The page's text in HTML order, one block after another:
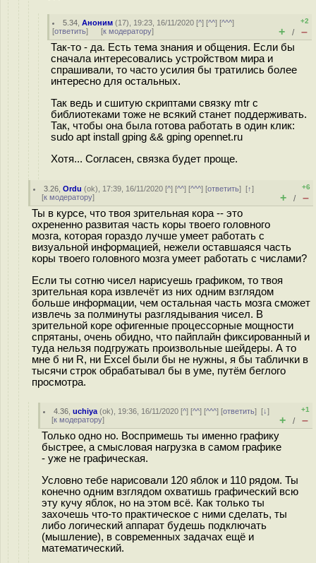
5.34 ,Аноним (17), 19:23, 16/11/2020 [^] [^^] [^^^]
[ответить] [к модератору]
+2
+ / –
Так-то - да. Есть тема знания и общения. Если бы
сначала интересовались устройством мира и
спрашивали, то часто усилия бы тратились более
интересно для остальных.
Так ведь и сшитую скриптами связку mtr c
библиотеками тоже не всякий станет поддерживать.
Так, чтобы она была готова работать в один клик:
sudo apt install gping && gping opennet.ru
Хотя... Согласен, связка будет проще.
3.26 ,Ordu (ok), 17:39, 16/11/2020 [^] [^^] [^^^] [ответить][↑]
[к модератору]
+6
+ / –
Ты в курсе, что твоя зрительная кора -- это
охрененно развитая часть коры твоего головного
мозга, которая гораздо лучше умеет работать с
визуальной информацией, нежели оставшаяся часть
коры твоего головного мозга умеет работать с числами?
Если ты сотню чисел нарисуешь графиком, то твоя
зрительная кора извлечёт из них одним взглядом
больше информации, чем остальная часть мозга сможет
извлечь за полминуты разглядывания чисел. В
зрительной коре офигенные процессорные мощности
спрятаны, очень обидно, что пайплайн фиксированный и
туда нельзя подгружать произвольные шейдеры. А то
мне б ни R, ни Excel были бы не нужны, я бы таблички в
тысячи строк обрабатывал бы в уме, путём беглого
просмотра.
4.36 ,uchiya (ok), 19:36, 16/11/2020 [^] [^^] [^^^] [ответить][↓]
[к модератору]
+1
+ / –
Только одно но. Воспримешь ты именно графику
быстрее, а смысловая нагрузка в самом графике
- уже не графическая.
Условно тебе нарисовали 120 яблок и 110 рядом. Ты
конечно одним взглядом охватишь графический всю
эту кучу яблок, но на этом всё. Как только ты
захочешь что-то практическое с ними сделать, ты
либо логический аппарат будешь подключать
(мышление), в современных задачах ещё и
математический.